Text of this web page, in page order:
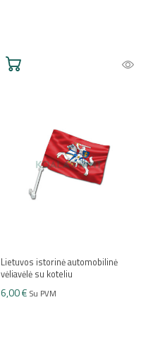
Lietuvos istorinė automobilinė
vėliavėlė su koteliu
6,00 € Su PVM